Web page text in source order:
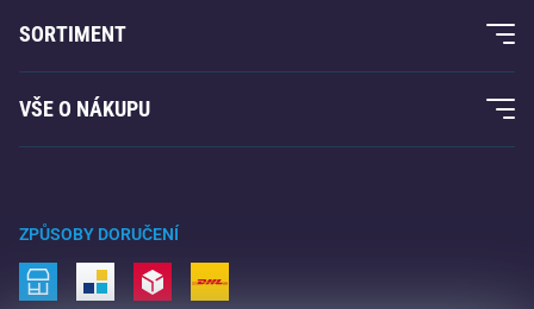
O nás
Acra garance
Kontakty
SORTIMENT
Fitness a posilování
Raketové sporty
Volný čas a zábava
Kemping a turistika
VŠE O NÁKUPU
Vrácení a reklamace
Doprava a platba
ZPŮSOBY DORUČENÍ